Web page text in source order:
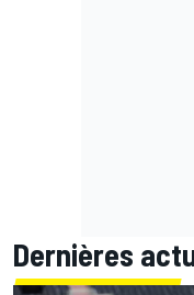
Dernières